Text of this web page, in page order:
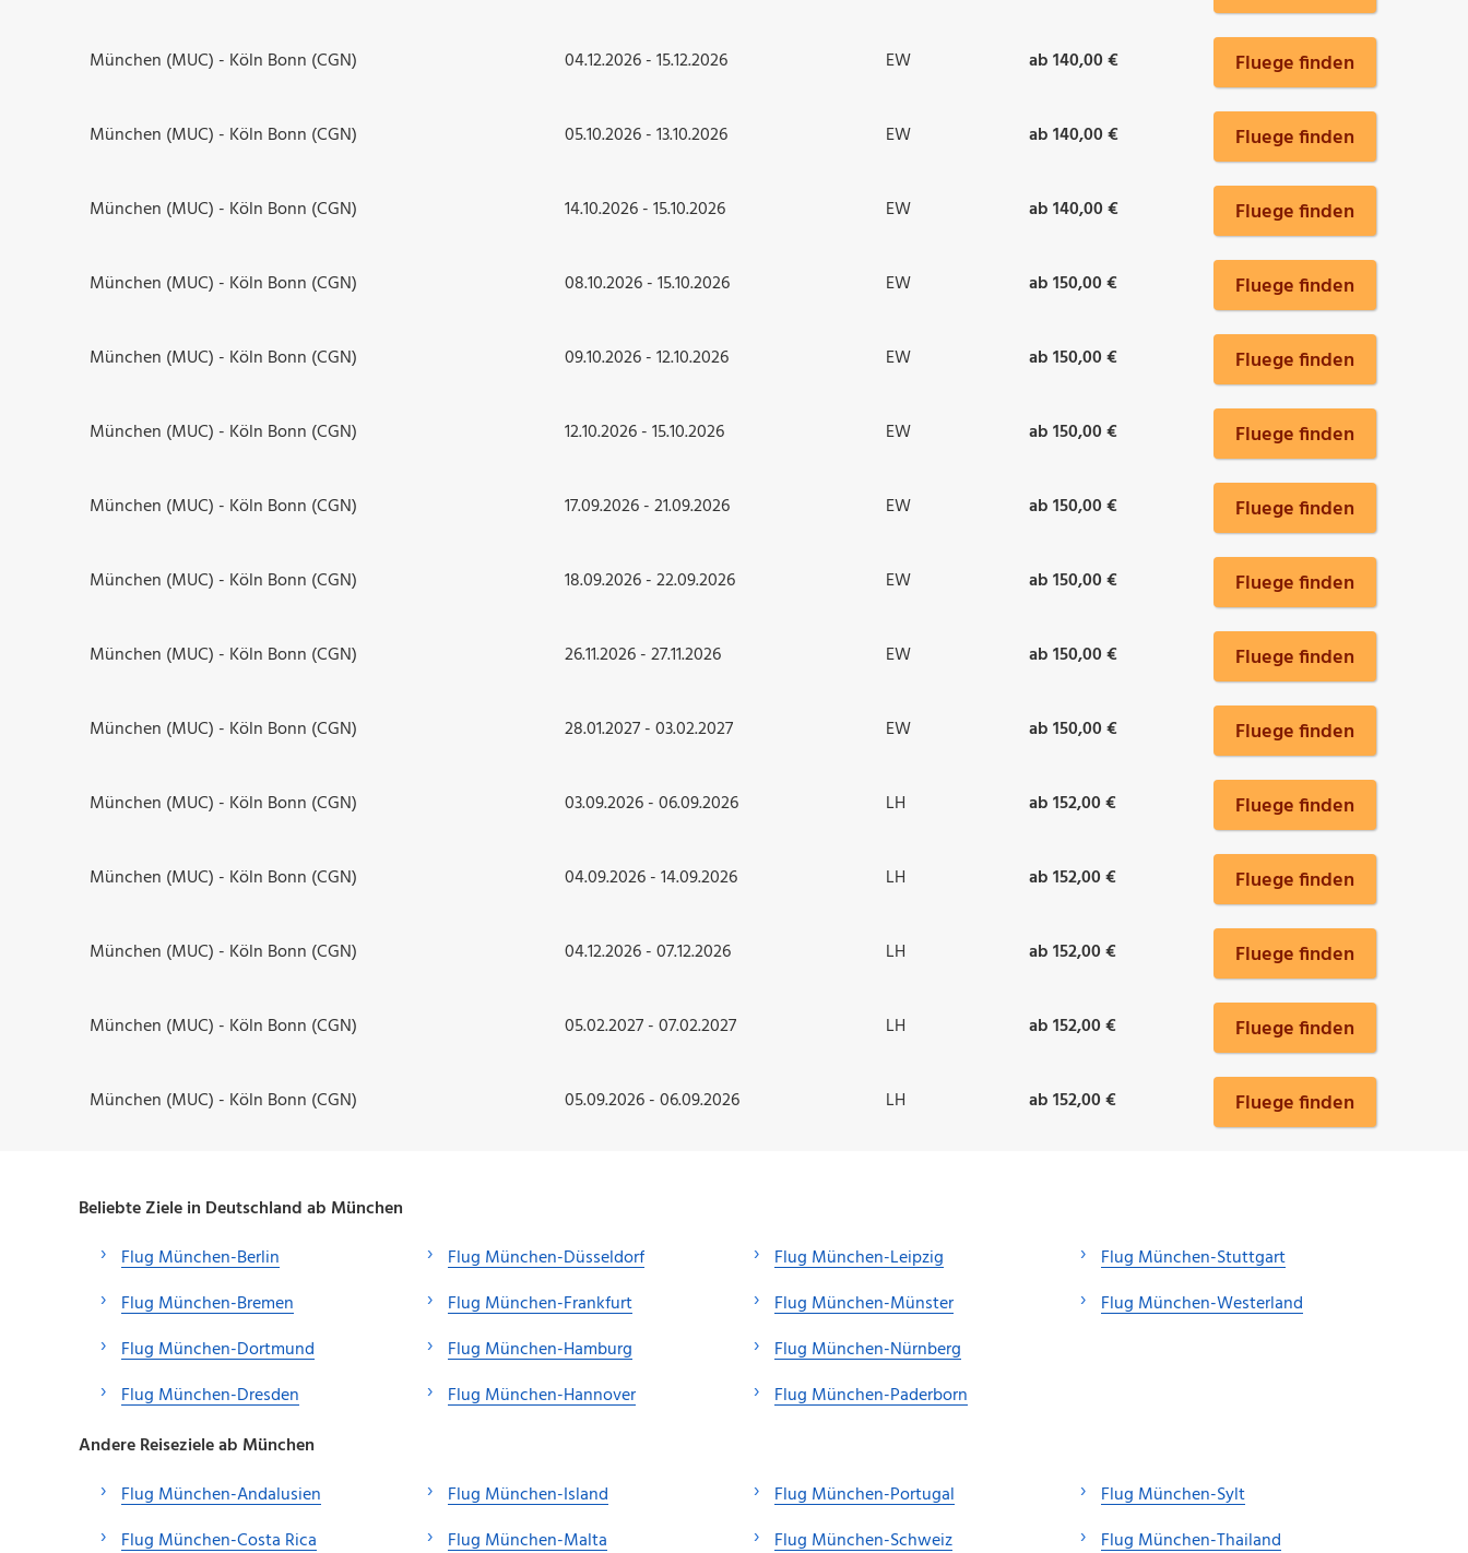
München (MUC) - Köln Bonn (CGN) 04.12.2026 - 15.12.2026 EW ab 140,00 € Fluege finden
München (MUC) - Köln Bonn (CGN) 05.10.2026 - 13.10.2026 EW ab 140,00 € Fluege finden
München (MUC) - Köln Bonn (CGN) 14.10.2026 - 15.10.2026 EW ab 140,00 € Fluege finden
München (MUC) - Köln Bonn (CGN) 08.10.2026 - 15.10.2026 EW ab 150,00 € Fluege finden
München (MUC) - Köln Bonn (CGN) 09.10.2026 - 12.10.2026 EW ab 150,00 € Fluege finden
München (MUC) - Köln Bonn (CGN) 12.10.2026 - 15.10.2026 EW ab 150,00 € Fluege finden
München (MUC) - Köln Bonn (CGN) 17.09.2026 - 21.09.2026 EW ab 150,00 € Fluege finden
München (MUC) - Köln Bonn (CGN) 18.09.2026 - 22.09.2026 EW ab 150,00 € Fluege finden
München (MUC) - Köln Bonn (CGN) 26.11.2026 - 27.11.2026 EW ab 150,00 € Fluege finden
München (MUC) - Köln Bonn (CGN) 28.01.2027 - 03.02.2027 EW ab 150,00 € Fluege finden
München (MUC) - Köln Bonn (CGN) 03.09.2026 - 06.09.2026 LH ab 152,00 € Fluege finden
München (MUC) - Köln Bonn (CGN) 04.09.2026 - 14.09.2026 LH ab 152,00 € Fluege finden
München (MUC) - Köln Bonn (CGN) 04.12.2026 - 07.12.2026 LH ab 152,00 € Fluege finden
München (MUC) - Köln Bonn (CGN) 05.02.2027 - 07.02.2027 LH ab 152,00 € Fluege finden
München (MUC) - Köln Bonn (CGN) 05.09.2026 - 06.09.2026 LH ab 152,00 € Fluege finden
Beliebte Ziele in Deutschland ab München
Flug München-Berlin
Flug München-Bremen
Flug München-Dortmund
Flug München-Dresden
Flug München-Düsseldorf
Flug München-Frankfurt
Flug München-Hamburg
Flug München-Hannover
Flug München-Leipzig
Flug München-Münster
Flug München-Nürnberg
Flug München-Paderborn
Flug München-Stuttgart
Flug München-Westerland
Andere Reiseziele ab München
Flug München-Andalusien
Flug München-Costa Rica
Flug München-Island
Flug München-Malta
Flug München-Portugal
Flug München-Schweiz
Flug München-Sylt
Flug München-Thailand